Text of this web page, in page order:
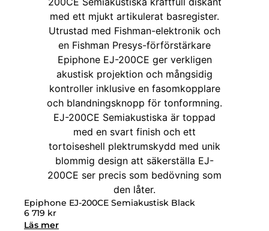
Epiphone EJ-200CE Semiakustisk Black
6 719 kr
Läs mer